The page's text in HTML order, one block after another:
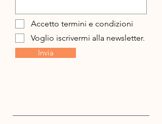
Accetto termini e condizioni
Voglio iscrivermi alla newsletter.
Invia